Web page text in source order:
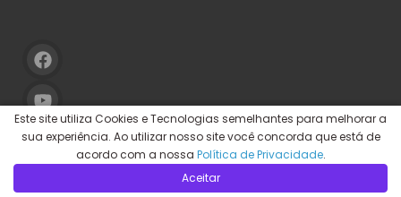
Este site utiliza Cookies e Tecnologias semelhantes para melhorar a
sua experiência. Ao utilizar nosso site você concorda que está de
acordo com a nossa Política de Privacidade.
Aceitar